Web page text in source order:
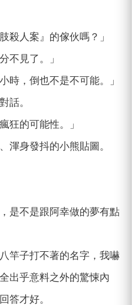
殺人案』的傢伙嗎？」
不見了。」
時，倒也不是不可能。」
話。
狂的可能性。」
渾身發抖的小熊貼圖。
是不是跟阿幸做的夢有點
竿子打不著的名字，我嚇
出乎意料之外的驚悚內
答才好。